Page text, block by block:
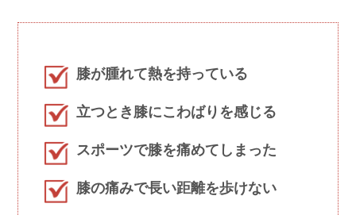
膝が腫れて熱を持っている
立つとき膝にこわばりを感じる
スポーツで膝を痛めてしまった
膝の痛みで長い距離を歩けない